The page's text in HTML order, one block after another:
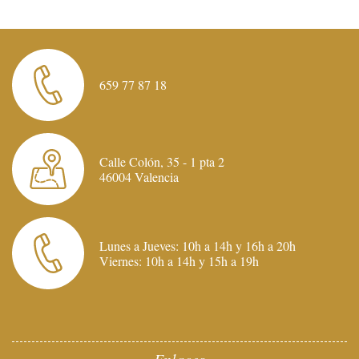
659 77 87 18
Calle Colón, 35 - 1 pta 2
46004 Valencia
Lunes a Jueves: 10h a 14h y 16h a 20h
Viernes: 10h a 14h y 15h a 19h